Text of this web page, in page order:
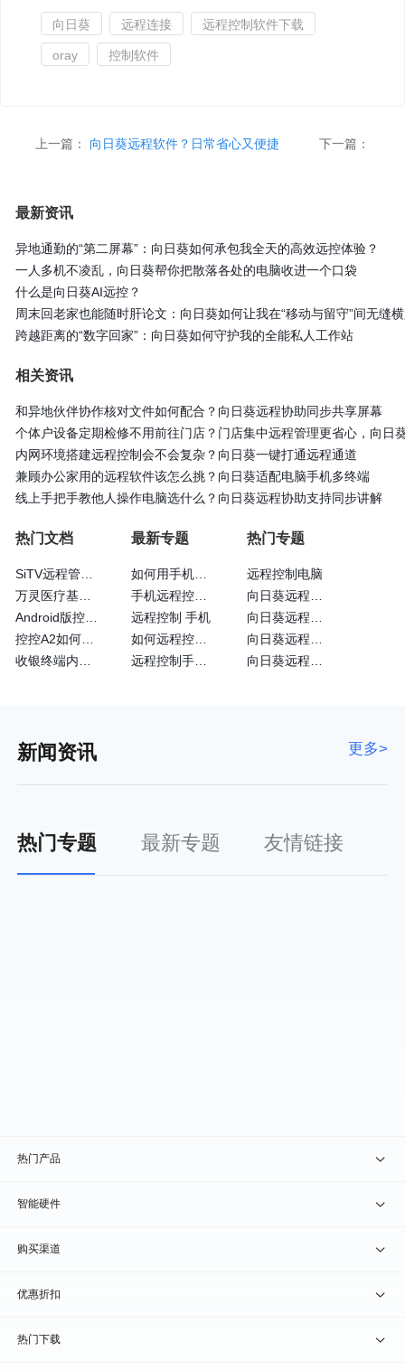
向日葵 远程连接 远程控制软件下载
oray 控制软件
上一篇： 向日葵远程软件？日常省心又便捷 下一篇：
最新资讯
异地通勤的“第二屏幕”：向日葵如何承包我全天的高效远控体验？
一人多机不凌乱，向日葵帮你把散落各处的电脑收进一个口袋
什么是向日葵AI远控？
周末回老家也能随时肝论文：向日葵如何让我在“移动与留守”间无缝
跨越距离的“数字回家”：向日葵如何守护我的全能私人工作站
相关资讯
和异地伙伴协作核对文件如何配合？向日葵远程协助同步共享屏幕
个体户设备定期检修不用前往门店？门店集中远程管理更省心，向日
内网环境搭建远程控制会不会复杂？向日葵一键打通远程通道
兼顾办公家用的远程软件该怎么挑？向日葵适配电脑手机多终端
线上手把手教他人操作电脑选什么？向日葵远程协助支持同步讲解
热门文档
SiTV远程管理维护户外广告屏大法—向日葵
万灵医疗基于向日葵的眼科远程诊断系统
Android版控制端常见问题
控控A2如何通过4G网卡上网
收银终端内嵌向日葵实现远程运维
最新专题
如何用手机远程控制手机
手机远程控制手机方法
远程控制 手机
如何远程控制苹果手机
远程控制手机的方法
热门专题
远程控制电脑
向日葵远程控制免费
向日葵远程控制安卓版
向日葵远程控制黑屏
向日葵远程客户端
新闻资讯 更多>
热门专题 最新专题 友情链接
热门产品
贝锐向日葵 · 远程控制
贝锐蒲公英 · 异地组网
贝锐花生壳 · 动态域名
贝锐洋葱头 · 协作无间
智能硬件
贝锐向日葵硬件
贝锐蒲公英硬件
贝锐花生壳硬件
购买渠道
天猫旗舰店
京东旗舰店
优惠折扣
兑换码通道
热门下载